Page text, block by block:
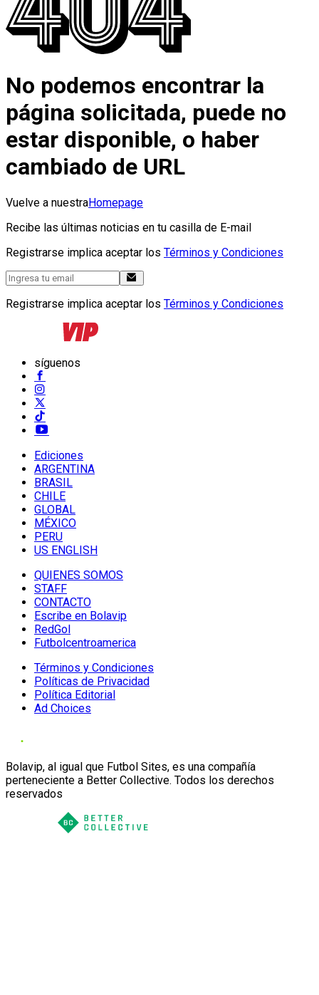
No podemos encontrar la
página solicitada, puede no
estar disponible, o haber
cambiado de URL
Vuelve a nuestraHomepage
Recibe las últimas noticias en tu casilla de E-mail
Registrarse implica aceptar los Términos y Condiciones
Registrarse implica aceptar los Términos y Condiciones
síguenos
Ediciones
ARGENTINA
BRASIL
CHILE
GLOBAL
MÉXICO
PERU
US ENGLISH
QUIENES SOMOS
STAFF
CONTACTO
Escribe en Bolavip
RedGol
Futbolcentroamerica
Términos y Condiciones
Políticas de Privacidad
Política Editorial
Ad Choices
Bolavip, al igual que Futbol Sites, es una compañía
perteneciente a Better Collective. Todos los derechos
reservados